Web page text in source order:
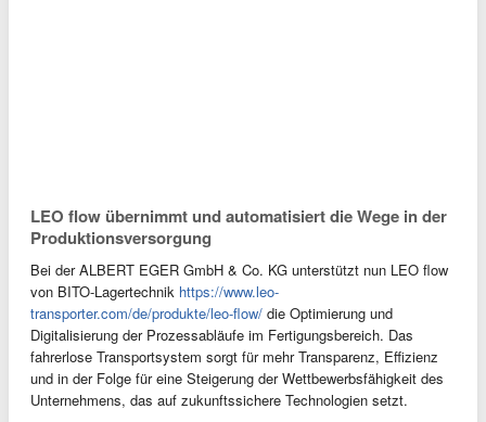
LEO flow übernimmt und automatisiert die Wege in der
Produktionsversorgung
Bei der ALBERT EGER GmbH & Co. KG unterstützt nun LEO flow
von BITO-Lagertechnik https://www.leo-
transporter.com/de/produkte/leo-flow/ die Optimierung und
Digitalisierung der Prozessabläufe im Fertigungsbereich. Das
fahrerlose Transportsystem sorgt für mehr Transparenz, Effizienz
und in der Folge für eine Steigerung der Wettbewerbsfähigkeit des
Unternehmens, das auf zukunftssichere Technologien setzt.